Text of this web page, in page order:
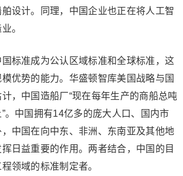
设计。同理，中国企业也正在将人工智
。
标准成为公认区域标准和全球标准，这
优势的能力。华盛顿智库美国战略与国
，中国造船厂“现在每年生产的商船总吨
。中国拥有14亿多的庞大人口、国内市
中国在向中东、非洲、东南亚及其他地
日益重要的作用。两者结合，中国的目
领域的标准制定者。